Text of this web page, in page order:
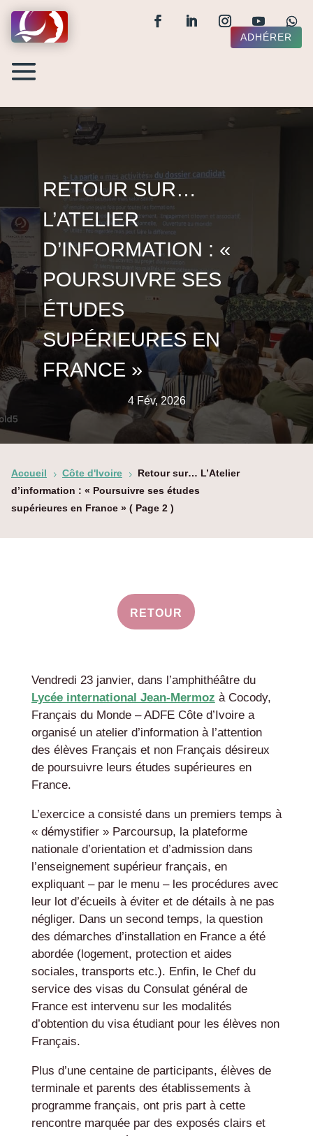
ADHÉRER
RETOUR SUR…
L’ATELIER
D’INFORMATION : «
POURSUIVRE SES
ÉTUDES
SUPÉRIEURES EN
FRANCE »
4 Fév, 2026
Accueil 5 Côte d'Ivoire 5
Retour sur… L’Atelier
d’information : « Poursuivre ses études
supérieures en France » ( Page 2 )
RETOUR
Vendredi 23 janvier, dans l’amphithéâtre du
Lycée international Jean-Mermoz à Cocody,
Français du Monde – ADFE Côte d’Ivoire a
organisé un atelier d’information à l’attention
des élèves Français et non Français désireux
de poursuivre leurs études supérieures en
France.
L’exercice a consisté dans un premiers temps à
« démystifier » Parcoursup, la plateforme
nationale d’orientation et d’admission dans
l’enseignement supérieur français, en
expliquant – par le menu – les procédures avec
leur lot d’écueils à éviter et de détails à ne pas
négliger. Dans un second temps, la question
des démarches d’installation en France a été
abordée (logement, protection et aides
sociales, transports etc.). Enfin, le Chef du
service des visas du Consulat général de
France est intervenu sur les modalités
d’obtention du visa étudiant pour les élèves non
Français.
Plus d’une centaine de participants, élèves de
terminale et parents des établissements à
programme français, ont pris part à cette
rencontre marquée par des exposés clairs et